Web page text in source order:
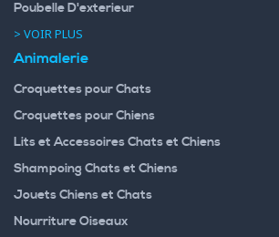
Poubelle D'exterieur
> VOIR PLUS
Animalerie
Croquettes pour Chats
Croquettes pour Chiens
Lits et Accessoires Chats et Chiens
Shampoing Chats et Chiens
Jouets Chiens et Chats
Nourriture Oiseaux